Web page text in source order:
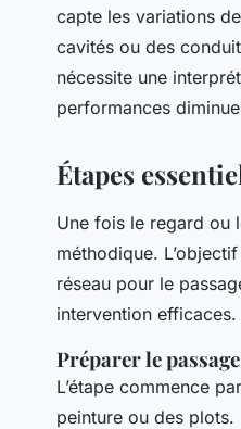
capte les variations
cavités ou des
nécessite une
performances
Étapes
Une fois le regard ou
méthodique.
réseau pour le
intervention efficaces.
Préparer le
L’étape commence
peinture ou des plots.